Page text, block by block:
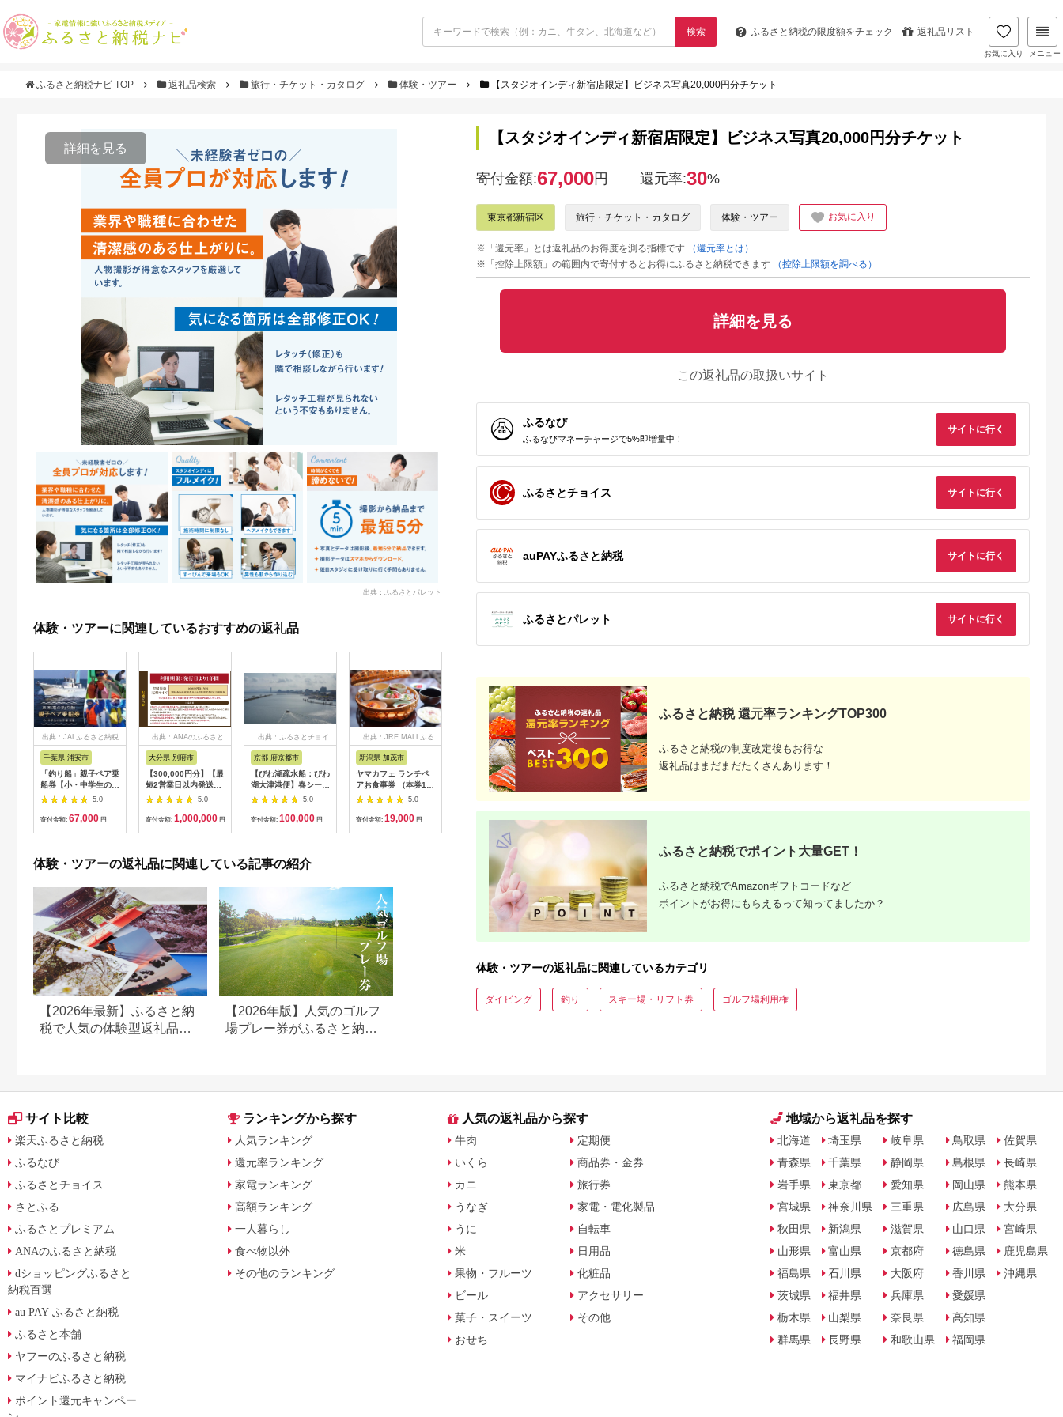
検索 ふるさと納税の限度額をチェック 返礼品リスト
お気に入り メニュー
ふるさと納税ナビ TOP 返礼品検索 旅行・チケット・カタログ 体験・ツアー 【スタジオインディ新宿店限定】ビジネス写真20,000円分チケット
詳細を見る
出典：ふるさとパレット
体験・ツアーに関連しているおすすめの返礼品
出典：JALふるさと納税
千葉県 浦安市
「釣り船」親子ペア乗
船券【小・中学生のお
子様】
5.0
寄付金額: 67,000 円
出典：ANAのふるさと
大分県 別府市
【300,000円分】【最
短2営業日以内発送】
別府市内の旅館やホテ
ルで使用できる宿泊補
助券 楽しい旅の思い
円 30万円 ホテル 旅
館 温泉 旅行 観光 ト
お泊り 別府温泉 別府
観光 地獄めぐり 旅 お
すすめ 人気 体験型 節
約_B030-007
5.0
寄付金額: 1,000,000 円
出典：ふるさとチョイ
京都 府京都市
【びわ湖疏水船：びわ
湖大津港便】春シーズ
ン先行予約権（２名様
分の乗船予約の権利）
5.0
寄付金額: 100,000 円
出典：JRE MALLふる
新潟県 加茂市
ヤマカフェ ランチペ
アお食事券 （本券1枚
で2名様ご利用）北越
の小京都の老舗割烹
「山重」料亭ランチペ
5.0
寄付金額: 19,000 円
出典：ふるさとチョイ
ス
長崎県 松浦市
田舎そば打ち体験(体
験交流型メニュー)( 体
5.0
寄付金額:33,000円
出典：ふるなび
神奈川県 小田原市
【小田原市】JTBふる
さと旅行クーポン
チケット 子供 子連れ
ンライン ネット 電話
5.0
寄付金額:500,000円
【長崎、雲仙、ハウス
チケット 子供 子連れ
長崎
5.0
【箱根町】JTBふるさ
カップル 家族 店頭 オ
5.0 5.0
体験・ツアーの返礼品に関連している記事の紹介
【2026年最新】ふるさと納
税で人気の体験型返礼品！
【2026年版】人気のゴルフ
場プレー券がふるさと納税
【スタジオインディ新宿店限定】ビジネス写真20,000円分チケット
寄付金額:67,000円 還元率:30%
東京都新宿区 旅行・チケット・カタログ 体験・ツアー お気に入り
※「還元率」とは返礼品のお得度を測る指標です
（還元率とは）
※「控除上限額」の範囲内で寄付するとお得にふるさと納税できます
（控除上限額を調べる）
詳細を見る
この返礼品の取扱いサイト
ふるなび
ふるなびマネーチャージで5%即増量中！
サイトに行く
ふるさとチョイス サイトに行く
auPAYふるさと納税 サイトに行く
ふるさとパレット サイトに行く
ふるさと納税 還元率ランキングTOP300
ふるさと納税の制度改定後もお得な
返礼品はまだまだたくさんあります！
ふるさと納税でポイント大量GET！
ふるさと納税でAmazonギフトコードなど
ポイントがお得にもらえるって知ってましたか？
体験・ツアーの返礼品に関連しているカテゴリ
ダイビング 釣り スキー場・リフト券 ゴルフ場利用権
サイト比較
楽天ふるさと納税
ふるなび
ふるさとチョイス
さとふる
ふるさとプレミアム
ANAのふるさと納税
dショッピングふるさと
納税百選
au PAY ふるさと納税
ふるさと本舗
ヤフーのふるさと納税
マイナビふるさと納税
ポイント還元キャンペー
ランキングから探す
人気ランキング
還元率ランキング
家電ランキング
高額ランキング
一人暮らし
食べ物以外
その他のランキング
人気の返礼品から探す
牛肉
いくら
カニ
うなぎ
うに
米
果物・フルーツ
ビール
菓子・スイーツ
おせち
定期便
商品券・金券
旅行券
家電・電化製品
自転車
日用品
化粧品
アクセサリー
その他
地域から返礼品を探す
北海道
青森県
岩手県
宮城県
秋田県
山形県
福島県
茨城県
栃木県
群馬県
埼玉県
千葉県
東京都
神奈川県
新潟県
富山県
石川県
福井県
山梨県
長野県
岐阜県
静岡県
愛知県
三重県
滋賀県
京都府
大阪府
兵庫県
奈良県
和歌山県
鳥取県
島根県
岡山県
広島県
山口県
徳島県
香川県
愛媛県
高知県
福岡県
佐賀県
長崎県
熊本県
大分県
宮崎県
鹿児島県
沖縄県